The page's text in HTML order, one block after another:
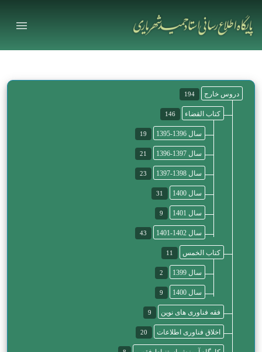
دروس خارج 194
کتاب القضاء 146
سال 1396-1395 19
سال 1397-1396 21
سال 1398-1397 23
سال 1400 31
سال 1401 9
سال 1402-1401 43
کتاب الخمس 11
سال 1399 2
سال 1400 9
فقه فناوری های نوین 9
اخلاق فناوری اطلاعات 20